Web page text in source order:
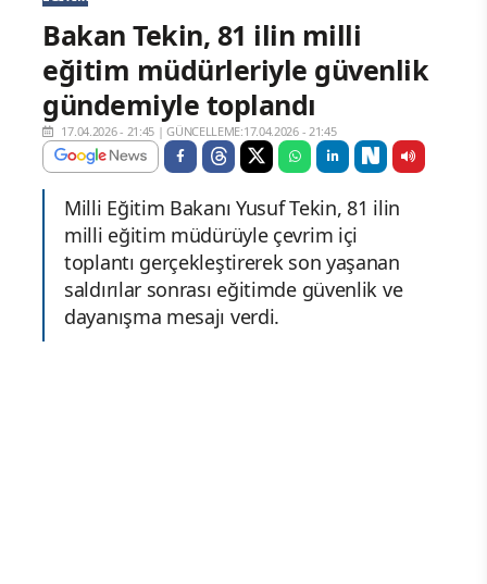
Bakan Tekin, 81 ilin milli
eğitim müdürleriyle güvenlik
gündemiyle toplandı
17.04.2026 - 21:45 |GÜNCELLEME:17.04.2026 - 21:45
Milli Eğitim Bakanı Yusuf Tekin, 81 ilin
milli eğitim müdürüyle çevrim içi
toplantı gerçekleştirerek son yaşanan
saldırılar sonrası eğitimde güvenlik ve
dayanışma mesajı verdi.